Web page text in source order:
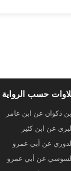
حسب الرواية
ذكوان عن ابن عامر
عن ابن كثير
عن أبي عمرو
عن أبي عمرو